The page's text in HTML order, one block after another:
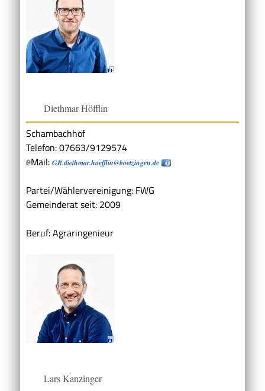
Diethmar Höfflin
Schambachhof
Telefon: 07663/9129574
eMail: GR.diethmar.hoefflin@boetzingen.de
Partei/Wählervereinigung: FWG
Gemeinderat seit: 2009
Beruf: Agraringenieur
Lars Kanzinger